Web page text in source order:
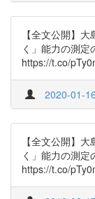
【全文公開】
く」能力の測
https://t.co/
2020-01-
【全文公開】
く」能力の測
https://t.co/